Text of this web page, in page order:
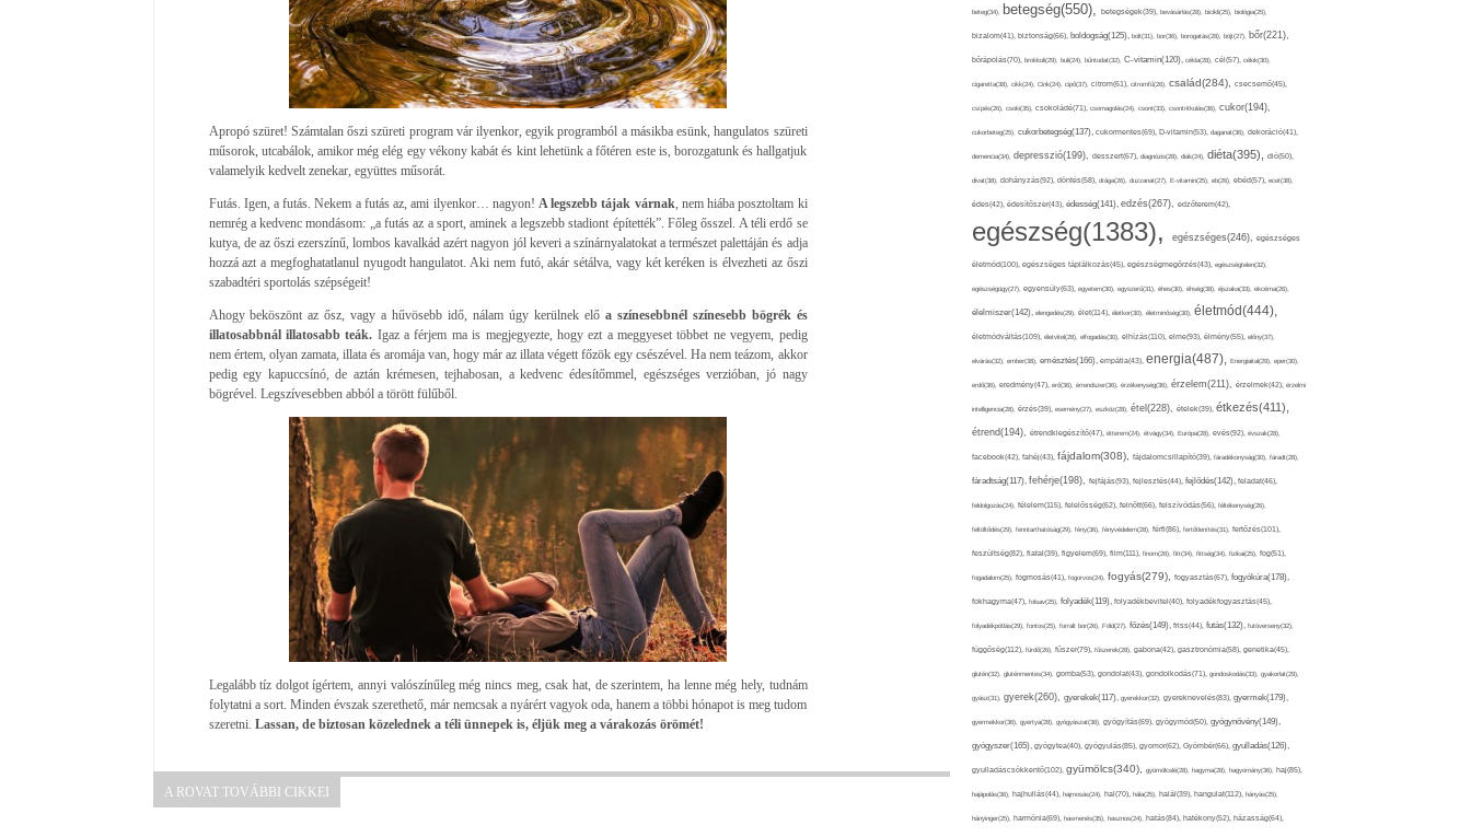
Apropó szüret! Számtalan őszi szüreti program vár ilyenkor, egyik programból a másikba esünk, hangulatos szüreti
műsorok, utcabálok, amikor még elég egy vékony kabát és kint lehetünk a főtéren este is, borozgatunk és hallgatjuk
valamelyik kedvelt zenekar, együttes műsorát.
Futás. Igen, a futás. Nekem a futás az, ami ilyenkor… nagyon! A legszebb tájak várnak , nem hiába posztoltam ki
nemrég a kedvenc mondásom: „a futás az a sport, aminek a legszebb stadiont építették”. Főleg ősszel. A téli erdő se
kutya, de az őszi ezerszínű, lombos kavalkád azért nagyon jól keveri a színárnyalatokat a természet palettáján és adja
hozzá azt a megfoghatatlanul nyugodt hangulatot. Aki nem futó, akár sétálva, vagy két keréken is élvezheti az őszi
szabadtéri sportolás szépségeit!
Ahogy beköszönt az ősz, vagy a hűvösebb idő, nálam úgy kerülnek elő a színesebbnél színesebb bögrék és
illatosabbnál illatosabb teák. Igaz a férjem ma is megjegyezte, hogy ezt a meggyeset többet ne vegyem, pedig
nem értem, olyan zamata, illata és aromája van, hogy már az illata végett főzök egy csészével. Ha nem teázom, akkor
pedig egy kapuccsínó, de aztán krémesen, tejhabosan, a kedvenc édesítőmmel, egészséges verzióban, jó nagy
bögrével. Legszívesebben abból a törött fülűből.
Legalább tíz dolgot ígértem, annyi valószínűleg még nincs meg, csak hat, de szerintem, ha lenne még hely, tudnám
folytatni a sort. Minden évszak szerethető, már nemcsak a nyárért vagyok oda, hanem a többi hónapot is meg tudom
szeretni. Lassan, de biztosan közelednek a téli ünnepek is, éljük meg a várakozás örömét!
A ROVAT TOVÁBBI CIKKEI
beteg(34), betegség(550), betegségek(39), bevásárlás(28), bicikli(25), biológia(25),
bizalom(41), biztonság(66), boldogság(125), bolt(31), bor(36), borogatás(28), böjt(27), bőr(221),
bőrápolás(70), brokkoli(29), buli(24), bűntudat(32), C-vitamin(120), cékla(28), cél(57), célok(30),
cigaretta(38), cikk(24), Cink(24), cipő(37), citrom(61), citromfű(26), család(284), csecsemő(45),
csípés(26), csoki(35), csokoládé(71), csomagolás(24), csont(33), csontritkulás(36), cukor(194),
cukorbeteg(25), cukorbetegség(137), cukormentes(69), D-vitamin(53), daganat(36), dekoráció(41),
demencia(34), depresszió(199), desszert(67), diagnózis(28), diák(24), diéta(395), dió(50),
divat(38), dohányzás(92), döntés(58), drága(26), duzzanat(27), E-vitamin(25), eb(26), ebéd(57), ecet(38),
édes(42), édesítőszer(43), édesség(141), edzés(267), edzőterem(42),
egészség(1383), egészséges(246), egészséges
életmód(100), egészséges táplálkozás(45), egészségmegőrzés(43), egészségtelen(32),
egészségügy(27), egyensúly(63), egyetem(30), egyszerű(31), éhes(30), éhség(38), éjszaka(33), ekcéma(26),
élelmiszer(142), elengedés(29), élet(114), életkor(30), életminőség(30), életmód(444),
életmódváltás(109), életvitel(28), elfogadás(30), elhízás(110), elme(93), élmény(55), előny(37),
elvárás(32), ember(38), emésztés(166), empátia(43), energia(487), Energiaital(29), eper(30),
erdő(36), eredmény(47), erő(36), érrendszer(36), érzékenység(36), érzelem(211), érzelmek(42), érzelmi
intelligencia(28), érzés(39), esemény(27), eszköz(28), étel(228), ételek(39), étkezés(411),
étrend(194), étrendkiegészítő(47), étterem(24), étvágy(34), Európa(28), evés(92), évszak(28),
facebook(42), fahéj(43), fájdalom(308), fájdalomcsillapító(39), fáradékonyság(30), fáradt(28),
fáradtság(117), fehérje(198), fejfájás(93), fejlesztés(44), fejlődés(142), feladat(46),
feldolgozás(24), félelem(115), felelősség(62), felnőtt(66), felszívódás(56), féltékenység(26),
feltöltődés(29), fenntarthatóság(29), fény(36), fényvédelem(28), férfi(86), fertőtlenítés(31), fertőzés(101),
feszültség(82), fiatal(39), figyelem(69), film(111), finom(26), fitt(34), fittség(34), fizikai(25), fog(51),
fogadalom(25), fogmosás(41), fogorvos(24), fogyás(279), fogyasztás(67), fogyókúra(178),
fokhagyma(47), folsav(25), folyadék(119), folyadékbevitel(40), folyadékfogyasztás(45),
folyadékpótlás(29), fontos(25), forralt bor(26), Föld(27), főzés(149), friss(44), futás(132), futóverseny(32),
függőség(112), fürdő(26), fűszer(79), fűszerek(28), gabona(42), gasztronómia(58), genetika(45),
glutén(32), gluténmentes(34), gomba(53), gondolat(43), gondolkodás(71), gondoskodás(33), gyakorlat(29),
gyász(31), gyerek(260), gyerekek(117), gyerekkor(32), gyereknevelés(83), gyermek(179),
gyermekkor(36), gyertya(28), gyógyászat(36), gyógyítás(69), gyógymód(50), gyógynövény(149),
gyógyszer(165), gyógytea(40), gyógyulás(85), gyomor(62), Gyömbér(66), gyulladás(126),
gyulladáscsökkentő(102), gyümölcs(340), gyümölcslé(28), hagyma(28), hagyomány(36), haj(85),
hajápolás(36), hajhullás(44), hajmosás(24), hal(70), hála(25), halál(39), hangulat(112), hányás(25),
hányinger(25), harmónia(69), hasmenés(35), hasznos(24), hatás(84), hatékony(52), házasság(64),